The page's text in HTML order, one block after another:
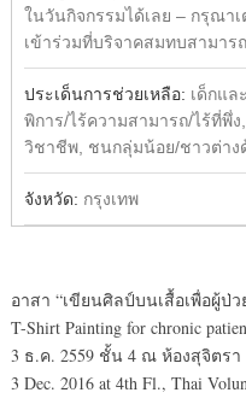
ในวันกิจกรรมได้เลย – กรุณา
เข้าร่วมที่บริจาคสมทบสามาร
ประเด็นการช่วยเหลือ: เด็กแล
พิการ/ไร้ความสามารถ/ไร้ที่
วิชาชีพ, ชนกลุ่มน้อย/ชาวต่าง
จังหวัด: กรุงเทพ
อาสา “เขียนศิลป์บนเสื้อเพื่อผู้ป่ว
T-Shirt Painting for chronic
3 ธ.ค. 2559 ชั้น 4 ณ ห้องสุจิตร
3 Dec. 2016 at 4th Fl., Thai